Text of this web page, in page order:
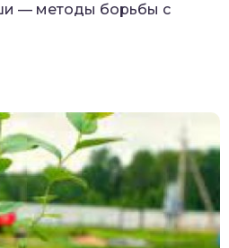
— методы борьбы с